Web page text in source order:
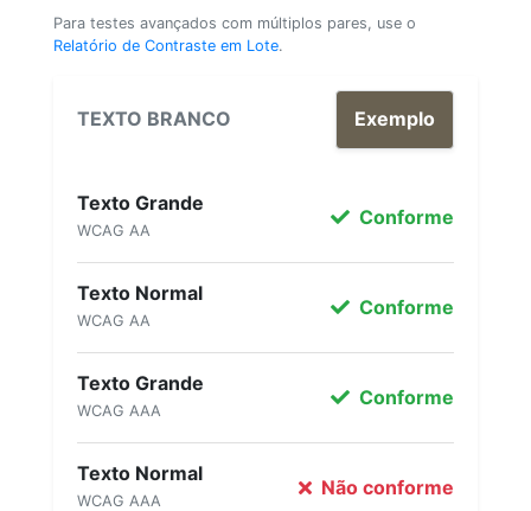
Para testes avançados com múltiplos pares, use o
Relatório de Contraste em Lote.
TEXTO BRANCO Exemplo
Texto Grande
WCAG AA
Conforme
Texto Normal
WCAG AA
Conforme
Texto Grande
WCAG AAA
Conforme
Texto Normal
WCAG AAA
Não conforme